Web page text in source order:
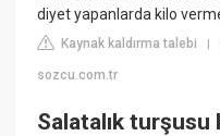
diyet yapanlarda kilo
Kaynak kaldırma talebi |
sozcu.com.tr
Salatalık